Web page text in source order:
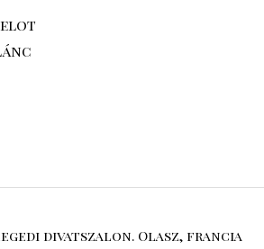
divatszalon. Olasz, francia